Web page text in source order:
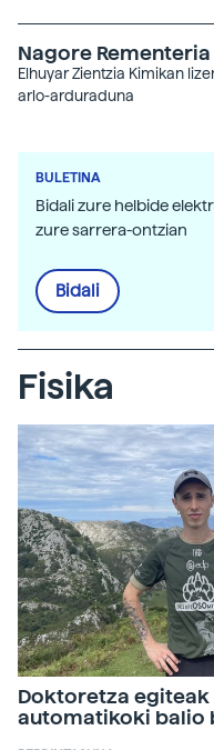
Nagore
Elhuyar Zientzia Kimikan
arlo-arduraduna
BULETINA
Bidali zure helbide
zure sarrera-ontzian
Bidali
Fisika
Doktoretza egiteak
automatikoki balio